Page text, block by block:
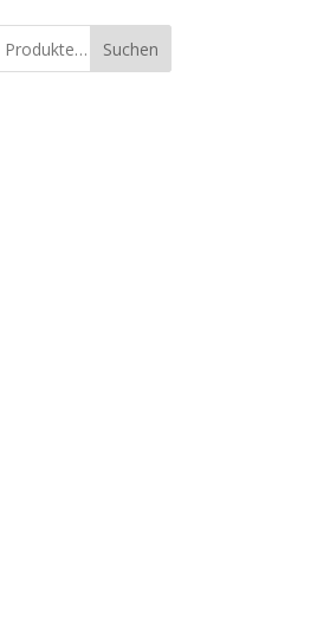
war:
€ 90,00
ist:
€ 60,00.Suchen